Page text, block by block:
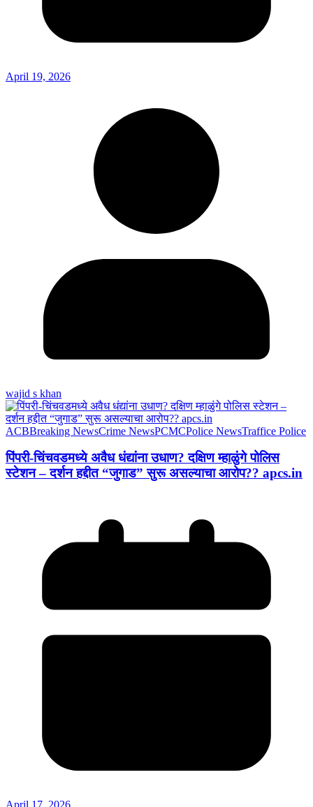
April 19, 2026
wajid s khan
ACBBreaking NewsCrime NewsPCMCPolice NewsTraffice Police
पिंपरी-चिंचवडमध्ये अवैध धंद्यांना उधाण? दक्षिण म्हाळुंगे पोलिस
स्टेशन – दर्शन हद्दीत “जुगाड” सुरू असल्याचा आरोप?? apcs.in
April 17, 2026